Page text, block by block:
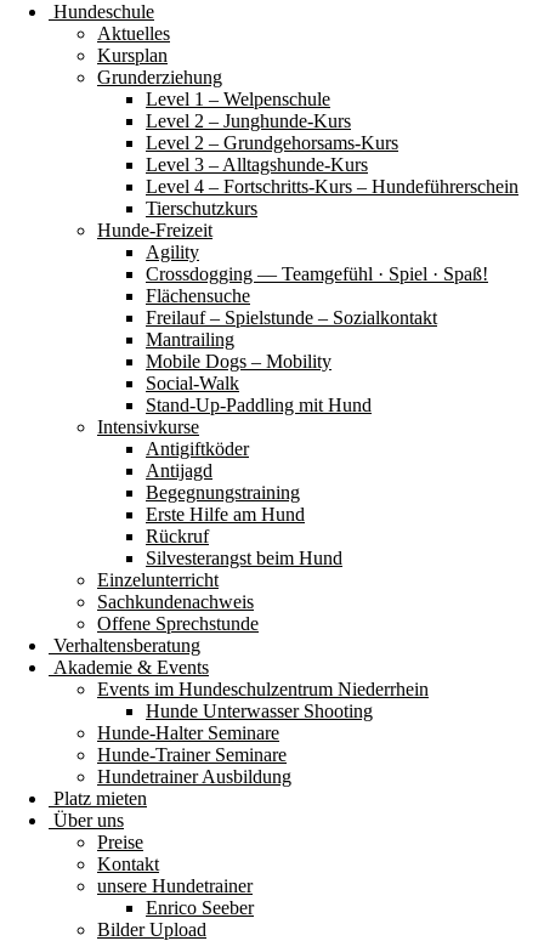
Hundeschule
Aktuelles
Kursplan
Grunderziehung
Level 1 – Welpenschule
Level 2 – Junghunde-Kurs
Level 2 – Grundgehorsams-Kurs
Level 3 – Alltagshunde-Kurs
Level 4 – Fortschritts-Kurs – Hundeführerschein
Tierschutzkurs
Hunde-Freizeit
Agility
Crossdogging — Teamgefühl · Spiel · Spaß!
Flächensuche
Freilauf – Spielstunde – Sozialkontakt
Mantrailing
Mobile Dogs – Mobility
Social-Walk
Stand-Up-Paddling mit Hund
Intensivkurse
Antigiftköder
Antijagd
Begegnungstraining
Erste Hilfe am Hund
Rückruf
Silvesterangst beim Hund
Einzelunterricht
Sachkundenachweis
Offene Sprechstunde
Verhaltensberatung
Akademie & Events
Events im Hundeschulzentrum Niederrhein
Hunde Unterwasser Shooting
Hunde-Halter Seminare
Hunde-Trainer Seminare
Hundetrainer Ausbildung
Platz mieten
Über uns
Preise
Kontakt
unsere Hundetrainer
Enrico Seeber
Bilder Upload